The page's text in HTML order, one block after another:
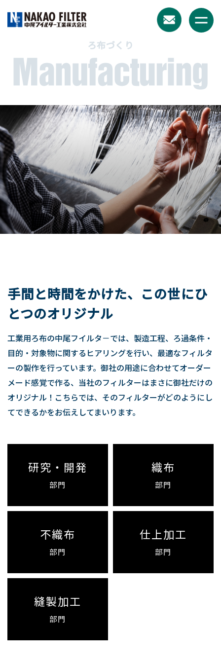
content
ろ布づくり
手間と時間をかけた、この世にひ
とつのオリジナル
工業用ろ布の中尾フイルタ－では、製造工程、ろ過条件・
目的・対象物に関するヒアリングを行い、最適なフィルタ
ーの製作を行っています。御社の用途に合わせてオーダー
メード感覚で作る、当社のフィルターはまさに御社だけの
オリジナル！こちらでは、そのフィルターがどのようにし
てできるかをお伝えしてまいります。
研究・開発
部門
織布
部門
不織布
部門
仕上加工
部門
縫製加工
部門